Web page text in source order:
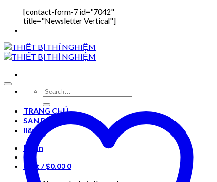
[contact-form-7 id="7042"
title="Newsletter Vertical"]
Search
for:
TRANG CHỦ
SẢN PHẨM
liên hệ
Login
Cart /$0.00 0